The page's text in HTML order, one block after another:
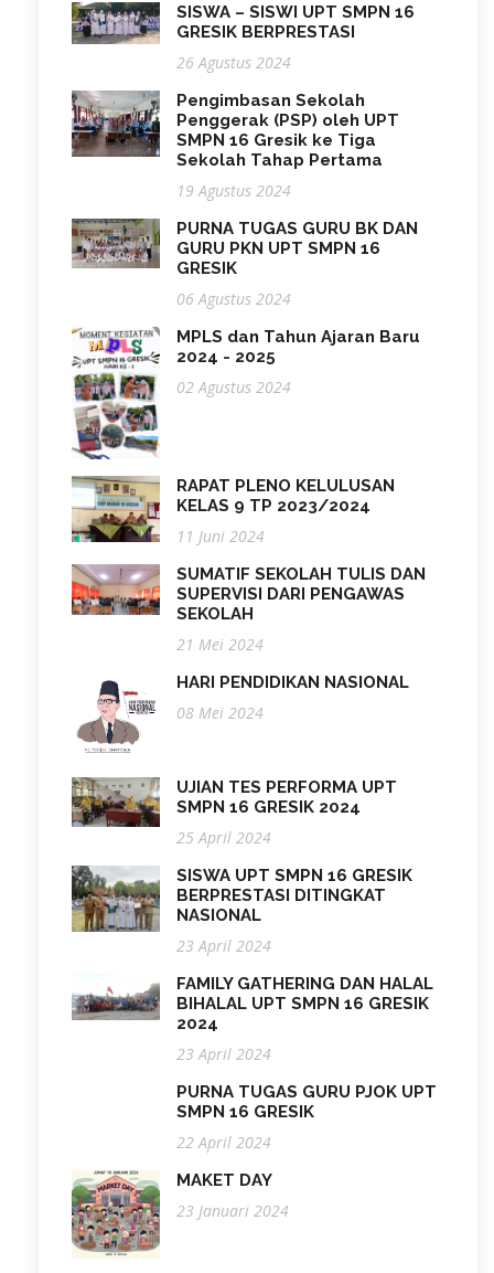
SISWA – SISWI UPT SMPN 16
GRESIK BERPRESTASI
26 Agustus 2024
Pengimbasan Sekolah
Penggerak (PSP) oleh UPT
SMPN 16 Gresik ke Tiga
Sekolah Tahap Pertama
19 Agustus 2024
PURNA TUGAS GURU BK DAN
GURU PKN UPT SMPN 16
GRESIK
06 Agustus 2024
MPLS dan Tahun Ajaran Baru
2024 - 2025
02 Agustus 2024
RAPAT PLENO KELULUSAN
KELAS 9 TP 2023/2024
11 Juni 2024
SUMATIF SEKOLAH TULIS DAN
SUPERVISI DARI PENGAWAS
SEKOLAH
21 Mei 2024
HARI PENDIDIKAN NASIONAL
08 Mei 2024
UJIAN TES PERFORMA UPT
SMPN 16 GRESIK 2024
25 April 2024
SISWA UPT SMPN 16 GRESIK
BERPRESTASI DITINGKAT
NASIONAL
23 April 2024
FAMILY GATHERING DAN HALAL
BIHALAL UPT SMPN 16 GRESIK
2024
23 April 2024
PURNA TUGAS GURU PJOK UPT
SMPN 16 GRESIK
22 April 2024
MAKET DAY
23 Januari 2024